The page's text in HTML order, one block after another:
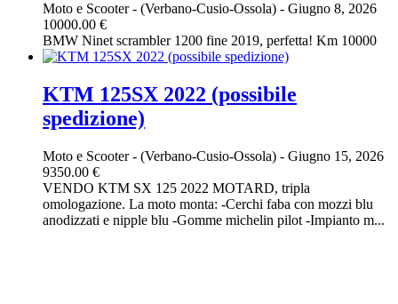
Moto e Scooter- (Verbano-Cusio-Ossola) - Giugno 8, 2026
10000.00 €
BMW Ninet scrambler 1200 fine 2019, perfetta! Km 10000
KTM 125SX 2022 (possibile
spedizione)
Moto e Scooter- (Verbano-Cusio-Ossola) - Giugno 15, 2026
9350.00 €
VENDO KTM SX 125 2022 MOTARD, tripla
omologazione. La moto monta: -Cerchi faba con mozzi blu
anodizzati e nipple blu -Gomme michelin pilot -Impianto m...